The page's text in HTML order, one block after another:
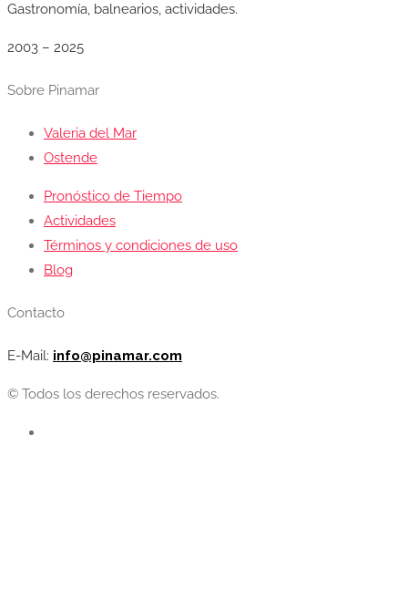
Gastronomía, balnearios, actividades.
2003 – 2025
Sobre Pinamar
Valeria del Mar
Ostende
Pronóstico de Tiempo
Actividades
Términos y condiciones de uso
Blog
Contacto
E-Mail: info@pinamar.com
© Todos los derechos reservados.